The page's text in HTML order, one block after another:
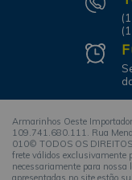
Armarinhos Oeste
109.741.680.111. Rua
010© TODOS OS DIREITOS
frete válidos exclusivamente
necessariamente para nossa
apresentadas no site estão